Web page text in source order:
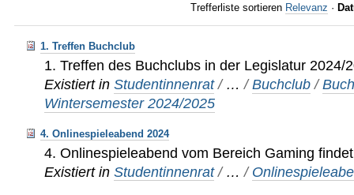
Trefferliste sortieren Relevanz ·
1. Treffen Buchclub
1. Treffen des Buchclubs in der Legislatur 2024/
Existiert in Studentinnenrat / …/Buchclub /
Wintersemester 2024/2025
4. Onlinespieleabend 2024
4. Onlinespieleabend vom Bereich Gaming
Existiert in Studentinnenrat / …/